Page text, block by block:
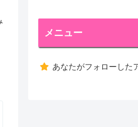
メニュー
あなたがフォローした